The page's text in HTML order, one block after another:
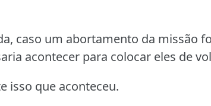
caso um abortamento da missão
acontecer para colocar eles de
isso que aconteceu.